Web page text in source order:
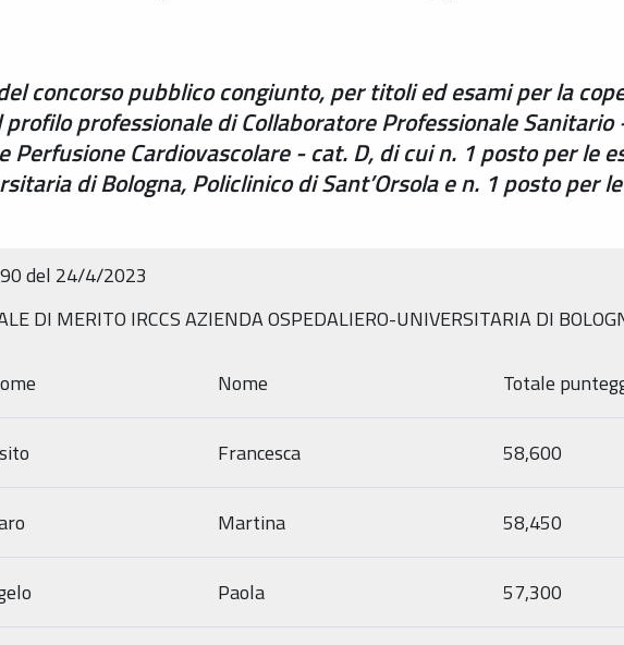
concorso pubblico congiunto, per titoli ed esami per la
professionale di Collaboratore Professionale Sanitario
Perfusione Cardiovascolare - cat. D, di cui n. 1 posto per le
di Bologna, Policlinico di Sant’Orsola e n. 1 posto per
del 24/4/2023
DI MERITO IRCCS AZIENDA OSPEDALIERO-UNIVERSITARIA DI
Nome Totale
Francesca 58,600
Martina 58,450
Paola 57,300